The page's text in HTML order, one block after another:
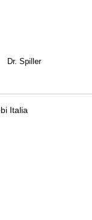
Dr. Spiller